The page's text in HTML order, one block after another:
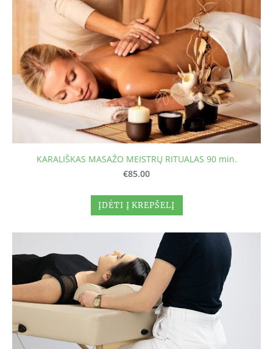
KARALIŠKAS MASAŽO MEISTRŲ RITUALAS 90 min.
€85.00
ĮDĖTI Į KREPŠELĮ